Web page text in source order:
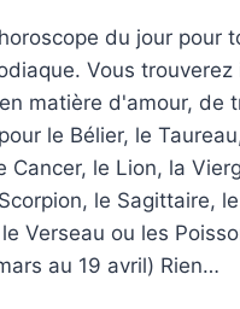
du jour pour
Vous trouverez
matière d'amour, de
le Bélier, le
Cancer, le Lion, la
le Sagittaire, le
Verseau ou les
au 19 avril) Rien…